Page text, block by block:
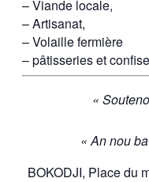
– Viande locale,
– Artisanat,
– Volaille fermière
– pâtisseries et
«
« An nou
BOKODJI, Place du